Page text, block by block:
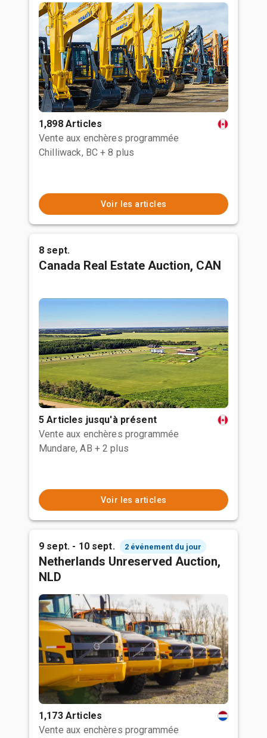
1,898 Articles
Vente aux enchères programmée
Chilliwack, BC + 8 plus
Voir les articles
8 sept.
Canada Real Estate Auction, CAN
5 Articles jusqu'à présent
Vente aux enchères programmée
Mundare, AB + 2 plus
Voir les articles
9 sept. - 10 sept. 2 événement du jour
Netherlands Unreserved Auction,
NLD
1,173 Articles
Vente aux enchères programmée